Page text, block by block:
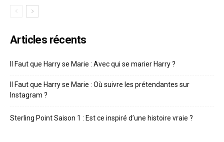
Articles récents
Il Faut que Harry se Marie : Avec qui se marier Harry ?
Il Faut que Harry se Marie : Où suivre les prétendantes sur
Instagram ?
Sterling Point Saison 1 : Est ce inspiré d’une histoire vraie ?